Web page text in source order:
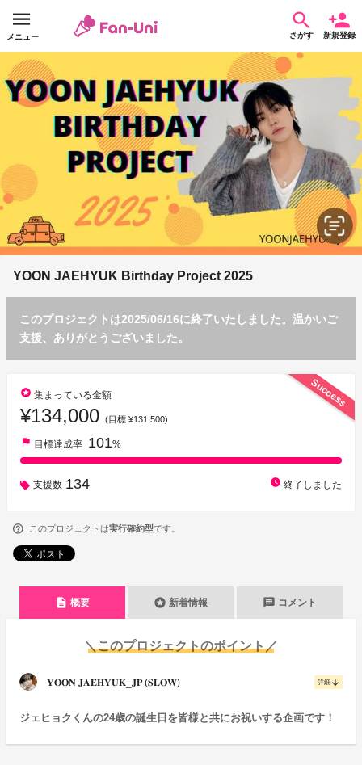
メニュー さがす 新規登録
YOON JAEHYUK Birthday Project 2025
このプロジェクトは2025/06/16に終了いたしました。温かいご
支援、ありがとうございました。
Success
stars 集まっている金額
¥134,000 (目標 ¥131,500)
flag 目標達成率 101%
支援数 134 watch_later 終了しました
このプロジェクトは実行確約型です。
description 概要 stars 新着情報 chat コメント
＼このプロジェクトのポイント／
𝐘𝐎𝐎𝐍 𝐉𝐀𝐄𝐇𝐘𝐔𝐊_𝐉𝐏 (𝐒𝐋𝐎𝐖) 詳細 arrow_downward
ジェヒョクくんの24歳の誕生日を皆様と共にお祝いする企画です！